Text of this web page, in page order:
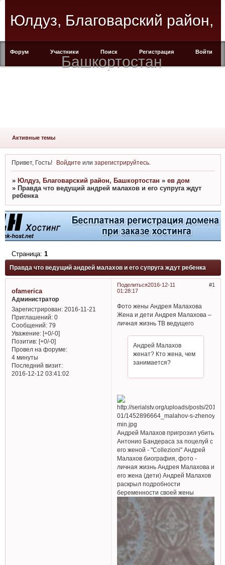
Юлдуз, Благоварский район,
Башкортостан
Форум Участники Поиск Регистрация Войти
Активные темы
Привет, Гость! Войдите илизарегистрируйтесь
» Юлдуз, Благоварский район, Башкортостан » ев дом
» Правда что ведущий андрей малахов и его супруга ждут
ребенка
Правда что ведущий андрей малахов и его супруга ждут ребенка
Страница: 1
Поделиться 1
2016-12-11
01:28:17
ofamerica
Администратор
Зарегистрирован: 2016-11-21
Приглашений:0
Сообщений:79
Уважение: [+0/-0]
Позитив: [+0/-0]
Провел на форуме:
4 минуты
Последний визит:
2016-12-12 03:41:02
Фото жены Андрея Малахова
Жена и дети Андрея Малахова –
личная жизнь ТВ ведущего
Андрей Малахов
женат? Кто жена, чем
занимается?
Андрей Малахов пригрозил убить
Антонио Бандераса за поцелуй с
его женой - "Collezioni" Андрей
Малахов биография, фото -
личная жизнь Андрея Малахова и
его жена (дети) Андрей Малахов
раскрыл подробности
беременности своей жены